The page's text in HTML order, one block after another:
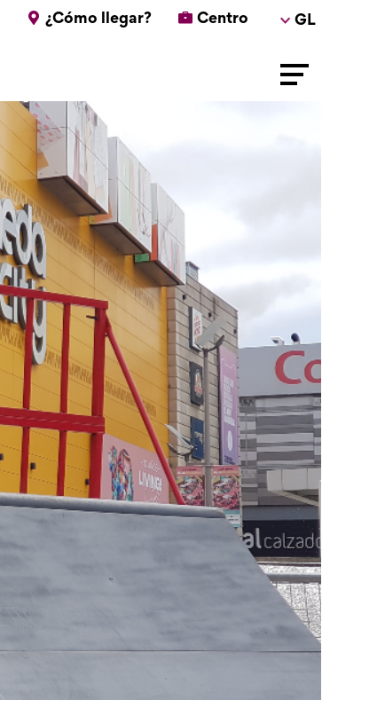
¿Cómo llegar? Centro GL